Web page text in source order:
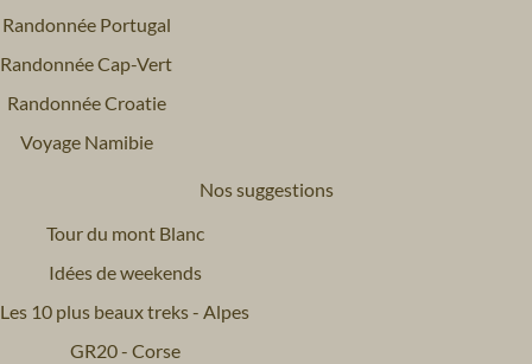
Randonnée Portugal
Randonnée Cap-Vert
Randonnée Croatie
Voyage Namibie
Nos suggestions
Tour du mont Blanc
Idées de weekends
Les 10 plus beaux treks - Alpes
GR20 - Corse